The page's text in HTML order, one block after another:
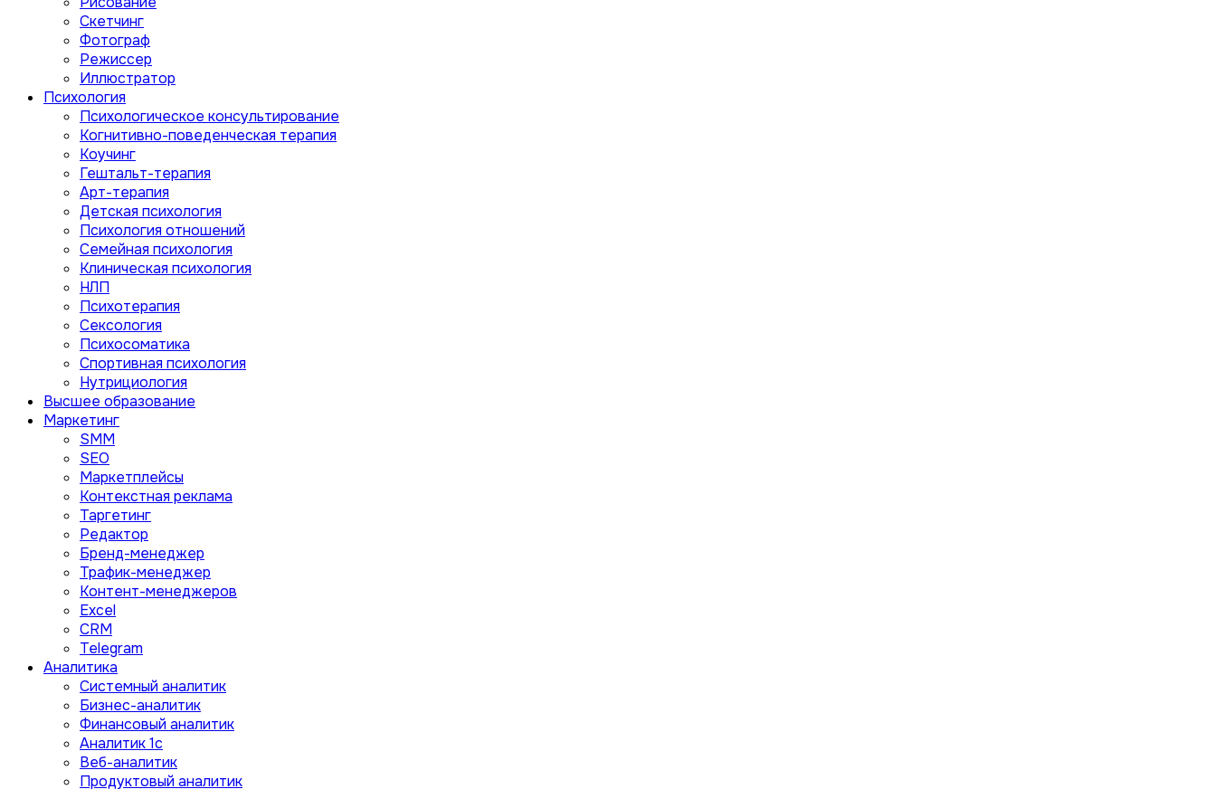
Скетчинг
Фотограф
Режиссер
Иллюстратор
Психология
Психологическое консультирование
Когнитивно-поведенческая терапия
Коучинг
Гештальт-терапия
Арт-терапия
Детская психология
Психология отношений
Семейная психология
Клиническая психология
НЛП
Психотерапия
Сексология
Психосоматика
Спортивная психология
Нутрициология
Высшее образование
Маркетинг
SMM
SEO
Маркетплейсы
Контекстная реклама
Таргетинг
Редактор
Бренд-менеджер
Трафик-менеджер
Контент-менеджеров
Excel
CRM
Telegram
Аналитика
Системный аналитик
Бизнес-аналитик
Финансовый аналитик
Aналитик 1с
Веб-аналитик
Продуктовый аналитик